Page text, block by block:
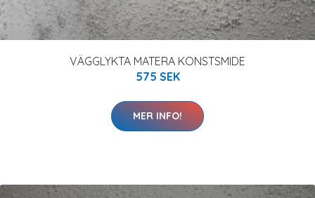
VÄGGLYKTA MATERA KONSTSMIDE
575 SEK
MER INFO!